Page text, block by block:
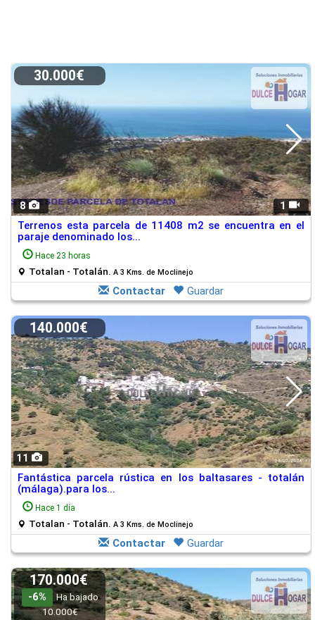
8 1
30.000€
Terrenos esta parcela de 11408 m2 se encuentra en el
paraje denominado los...
Hace 23 horas
Totalan - Totalán. A 3 Kms. de Moclinejo
Contactar Guardar
11
140.000€
Fantástica parcela rústica en los baltasares - totalán
(málaga).para los...
Hace 1 día
Totalan - Totalán. A 3 Kms. de Moclinejo
Contactar Guardar
170.000€
-6%
Ha bajado
10.000€